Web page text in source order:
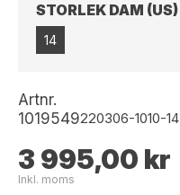
STORLEK DAM (US)
14
Artnr.
1019549220306-1010-14
3 995,00 kr
Inkl. moms